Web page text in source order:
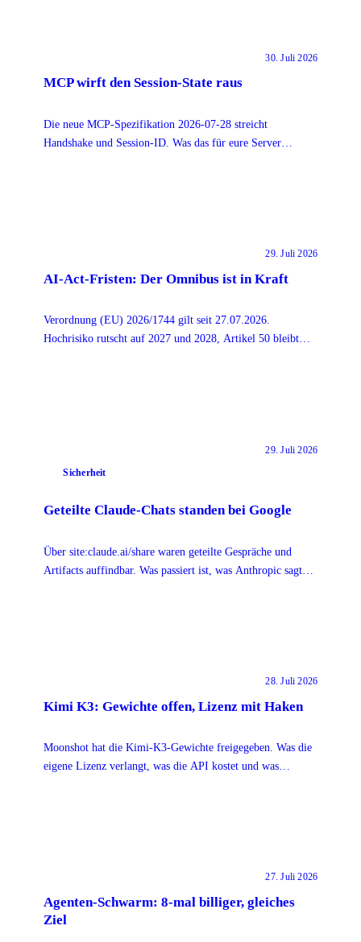
30. Juli 2026
MCP wirft den Session-State raus
Die neue MCP-Spezifikation 2026-07-28 streicht
Handshake und Session-ID. Was das für eure Server
29. Juli 2026
AI-Act-Fristen: Der Omnibus ist in Kraft
Verordnung (EU) 2026/1744 gilt seit 27.07.2026.
Hochrisiko rutscht auf 2027 und 2028, Artikel 50 bleibt
29. Juli 2026
Sicherheit
Geteilte Claude-Chats standen bei Google
Über site:claude.ai/share waren geteilte Gespräche und
Artifacts auffindbar. Was passiert ist, was Anthropic sagt
28. Juli 2026
Kimi K3: Gewichte offen, Lizenz mit Haken
Moonshot hat die Kimi-K3-Gewichte freigegeben. Was die
eigene Lizenz verlangt, was die API kostet und was
27. Juli 2026
Agenten-Schwarm: 8-mal billiger, gleiches
Ziel